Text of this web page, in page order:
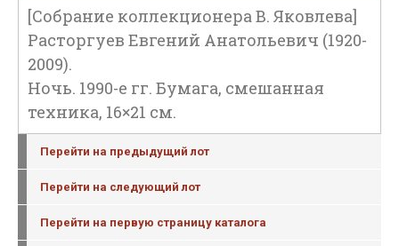
[Собрание коллекционера В. Яковлева]
Расторгуев Евгений Анатольевич (1920-
2009).
Ночь. 1990-е гг. Бумага, смешанная
техника, 16×21 см.
Перейти на предыдущий лот
Перейти на следующий лот
Перейти на первую страницу каталога